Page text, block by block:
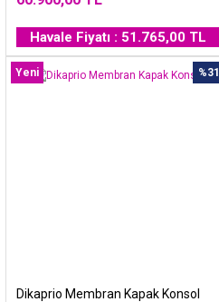
Havale Fiyatı : 51.765,00 TL
%31
Yeni
Dikaprio Membran Kapak Konsol